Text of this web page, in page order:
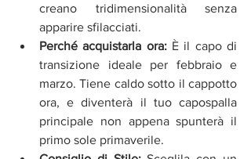
creano tridimensionalità senza
apparire sfilacciati.
Perché acquistarla ora: È il capo di
transizione ideale per febbraio e
marzo. Tiene caldo sotto il cappotto
ora, e diventerà il tuo capospalla
principale non appena spunterà il
primo sole primaverile.